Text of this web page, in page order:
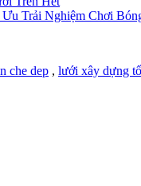
Trải Nghiệm Chơi
che dep , lưới xây dựng